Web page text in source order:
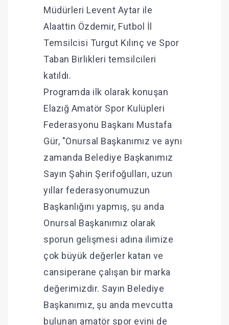
Müdürleri Levent Aytar ile
Alaattin Özdemir, Futbol İl
Temsilcisi Turgut Kılınç ve Spor
Taban Birlikleri temsilcileri
katıldı.
Programda ilk olarak konuşan
Elazığ Amatör Spor Kulüpleri
Federasyonu Başkanı Mustafa
Gür, "Onursal Başkanımız ve aynı
zamanda Belediye Başkanımız
Sayın Şahin Şerifoğulları, uzun
yıllar federasyonumuzun
Başkanlığını yapmış, şu anda
Onursal Başkanımız olarak
sporun gelişmesi adına ilimize
çok büyük değerler katan ve
cansiperane çalışan bir marka
değerimizdir. Sayın Belediye
Başkanımız, şu anda mevcutta
bulunan amatör spor evini de